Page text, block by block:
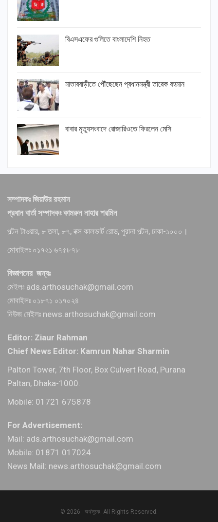
বিএসএফের গুলিতে বাংলাদেশি নিহত
মাতারবাড়ীতে পৌঁছেছেন প্রধানমন্ত্রী তারেক রহমান
বাবার মৃত্যুসংবাদে রোজারিওতে ফিরলেন মেসি
সম্পাদকঃ জিয়াউর রহমান
প্রধান বার্তা সম্পাদকঃ কামরুন নাহার শরমিন
পল্টন টাওয়ার, ৮ তলা, ৮৭, বক্স কালভার্ট রোড, পুরানা পল্টন, ঢাকা-১০০০।
মোবাইলঃ ০১৭২১ ৬৭৫৮৭৮
বিজ্ঞাপনের জন্যঃ
মেইলঃ ads.arthosuchak@gmail.com
মোবাইলঃ ০১৮৭১ ০১৭০২৪
নিউজ মেইলঃ news.arthosuchak@gmail.com
Editor: Ziaur Rahman
Chief News Editor: Kamrun Nahar Sharmin
Palton Tower, 7th Floor, Box Culvert Road, Purana
Paltan, Dhaka-1000.
Mobile: 01721 675878
For Advertisement:
Mail: ads.arthosuchak@gmail.com
Mobile: 01871 017024
News Mail: news.arthosuchak@gmail.com
© 2026 - অর্থসূচক. All Rights Reserved.